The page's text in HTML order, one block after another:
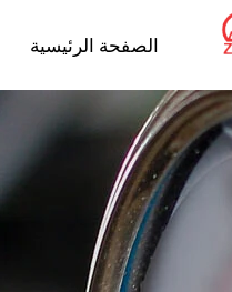
الصفحة الرئيسية